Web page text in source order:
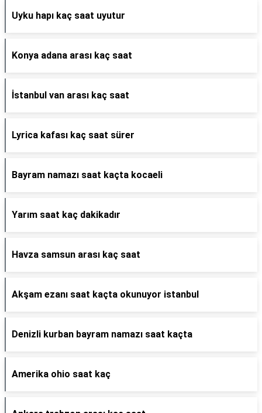
Uyku hapı kaç saat uyutur
Konya adana arası kaç saat
İstanbul van arası kaç saat
Lyrica kafası kaç saat sürer
Bayram namazı saat kaçta kocaeli
Yarım saat kaç dakikadır
Havza samsun arası kaç saat
Akşam ezanı saat kaçta okunuyor istanbul
Denizli kurban bayram namazı saat kaçta
Amerika ohio saat kaç